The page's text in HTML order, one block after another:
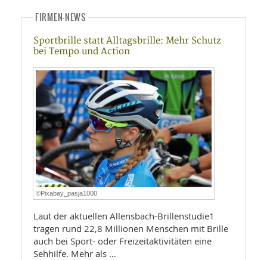
FIRMEN-NEWS
Sportbrille statt Alltagsbrille: Mehr Schutz
bei Tempo und Action
©Pixabay_pasja1000
Laut der aktuellen Allensbach-Brillenstudie1
tragen rund 22,8 Millionen Menschen mit Brille
auch bei Sport- oder Freizeitaktivitäten eine
Sehhilfe. Mehr als …